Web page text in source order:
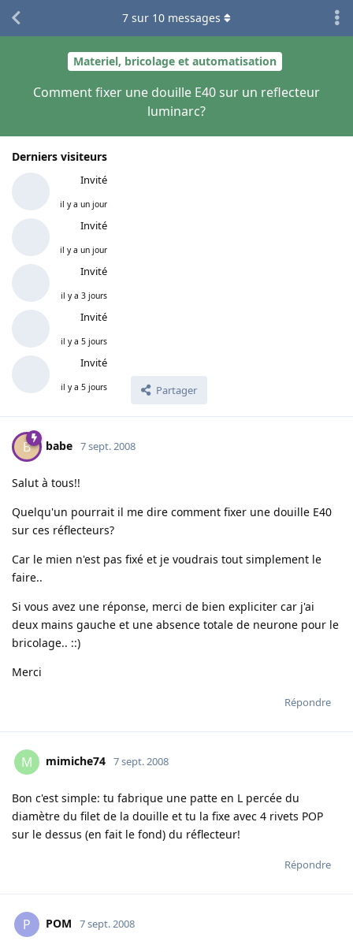
Materiel, bricolage et automatisation
Comment fixer une douille E40 sur un reflecteur
luminarc?
Derniers visiteurs
Invité
il y a un jour
Invité
il y a un jour
Invité
il y a 3 jours
Invité
il y a 5 jours
Invité
il y a 5 jours Partager
7 sur 10 messages
B babe 7 sept. 2008
Salut à tous!!
Quelqu'un pourrait il me dire comment fixer une douille E40
sur ces réflecteurs?
Car le mien n'est pas fixé et je voudrais tout simplement le
faire..
Si vous avez une réponse, merci de bien expliciter car j'ai
deux mains gauche et une absence totale de neurone pour le
bricolage.. ::)
Merci
Répondre
M mimiche74 7 sept. 2008
Bon c'est simple: tu fabrique une patte en L percée du
diamètre du filet de la douille et tu la fixe avec 4 rivets POP
sur le dessus (en fait le fond) du réflecteur!
Répondre
P POM 7 sept. 2008